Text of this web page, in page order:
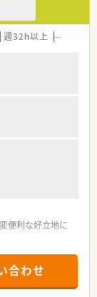
週32h以上 ブランク
便利な好立地に
間的に薬剤師1
合わせ